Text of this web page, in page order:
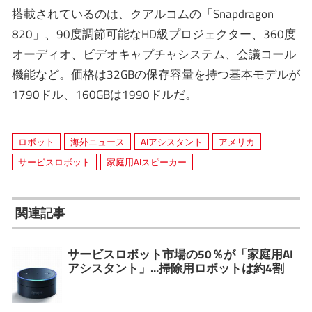
搭載されているのは、クアルコムの「Snapdragon
820」、90度調節可能なHD級プロジェクター、360度
オーディオ、ビデオキャプチャシステム、会議コール
機能など。価格は32GBの保存容量を持つ基本モデルが
1790ドル、160GBは1990ドルだ。
ロボット 海外ニュース AIアシスタント
アメリカ
サービスロボット
家庭用AIスピーカー
関連記事
サービスロボット市場の50％が「家庭用AI
アシスタント」...掃除用ロボットは約4割